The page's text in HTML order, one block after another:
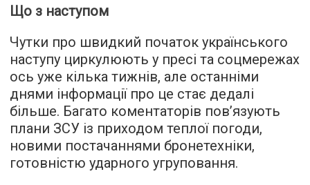
Що з наступом
Чутки про швидкий початок українського
наступу циркулюють у пресі та соцмережах
ось уже кілька тижнів, але останніми
днями інформації про це стає дедалі
більше. Багато коментаторів пов’язують
плани ЗСУ із приходом теплої погоди,
новими постачаннями бронетехніки,
готовністю ударного угруповання.